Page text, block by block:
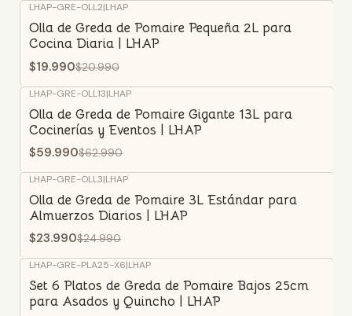
-5% OFF
LHAP-GRE-OLL2|LHAP
Olla de Greda de Pomaire Pequeña 2L para
Cocina Diaria | LHAP
$19.990$20.990
-5% OFF
LHAP-GRE-OLL13|LHAP
Olla de Greda de Pomaire Gigante 13L para
Cocinerías y Eventos | LHAP
$59.990$62.990
-4% OFF
LHAP-GRE-OLL3|LHAP
Olla de Greda de Pomaire 3L Estándar para
Almuerzos Diarios | LHAP
$23.990$24.990
-3% OFF
LHAP-GRE-PLA25-X6|LHAP
Set 6 Platos de Greda de Pomaire Bajos 25cm
para Asados y Quincho | LHAP